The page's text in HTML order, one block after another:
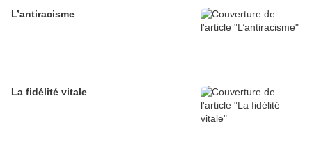
L’antiracisme
La fidélité vitale